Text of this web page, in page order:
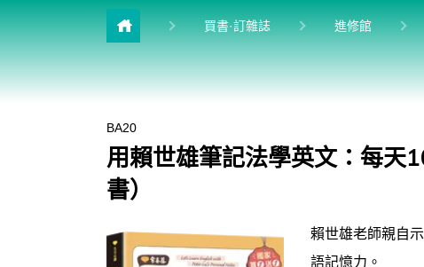
買書·訂雜誌 目前位於:
進修館
英檢館
兒少館
BA20
用賴世雄筆記法學英文：每天
書）
賴世雄老師親自
語記憶力。